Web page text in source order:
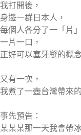
我打開後，
身邊一群日本人，
每個人各分了一「片
一片一口，
正好可以塞牙縫的概
又有一次，
我煮了一壺台灣帶來
事先預告：
某某某那一天我會帶